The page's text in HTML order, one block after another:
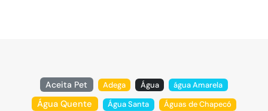
Aceita Pet Adega Água água Amarela
Água Quente Água Santa Águas de Chapecó